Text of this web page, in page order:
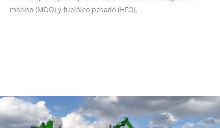
marino (MDO) y fuelóleo pesado (HFO).